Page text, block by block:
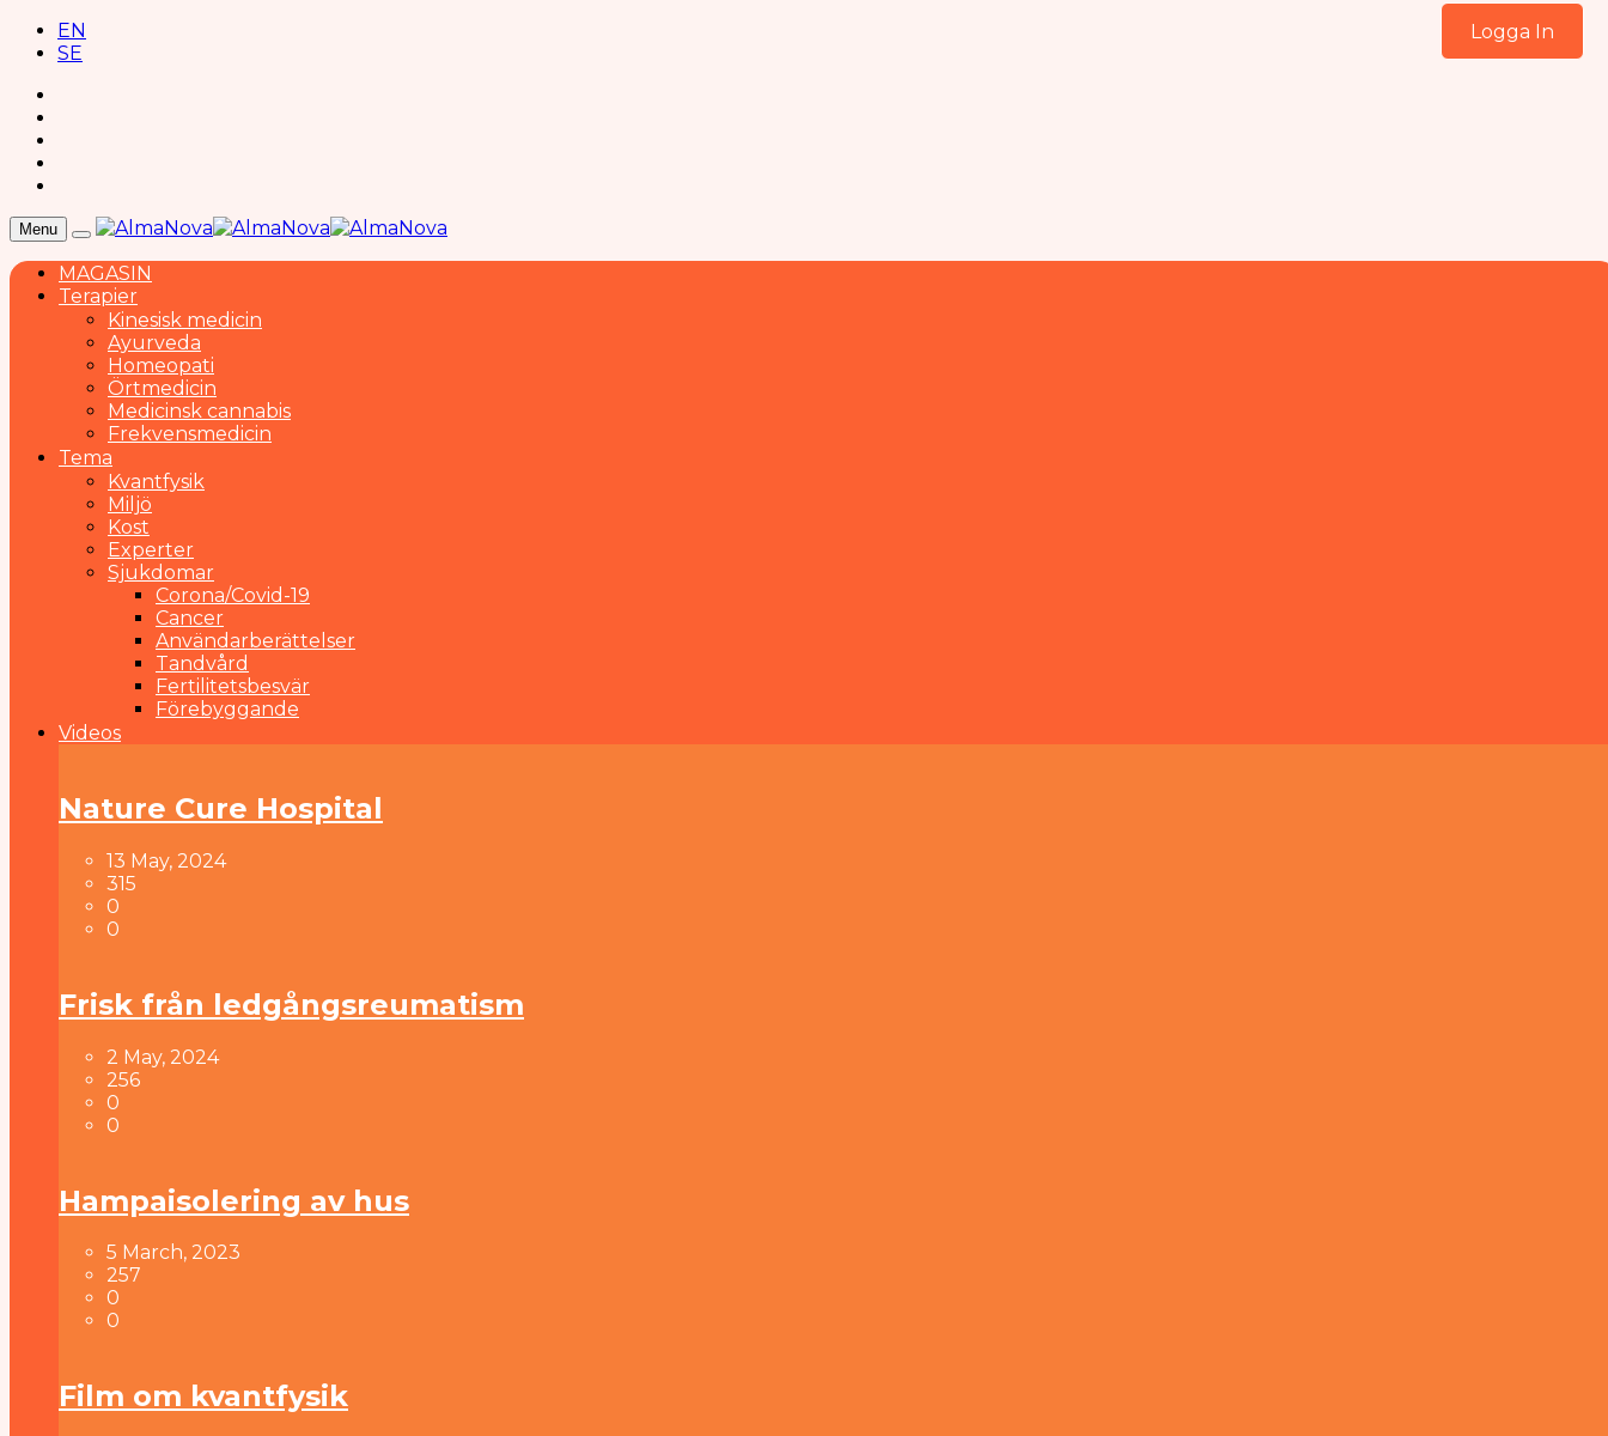
EN
SE
Menu
MAGASIN
Terapier
Kinesisk medicin
Ayurveda
Homeopati
Örtmedicin
Medicinsk cannabis
Frekvensmedicin
Tema
Kvantfysik
Miljö
Kost
Experter
Sjukdomar
Corona/Covid-19
Cancer
Användarberättelser
Tandvård
Fertilitetsbesvär
Förebyggande
Videos
Nature Cure Hospital
13 May, 2024
315
0
0
Frisk från ledgångsreumatism
2 May, 2024
256
0
0
Hampaisolering av hus
5 March, 2023
257
0
0
Film om kvantfysik
Logga In